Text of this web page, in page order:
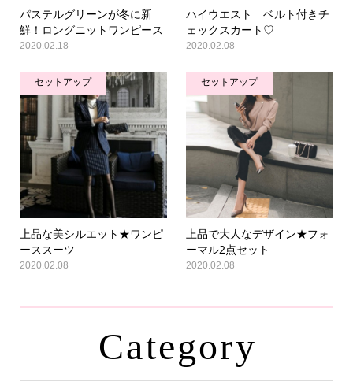
パステルグリーンが冬に新
鮮！ロングニットワンピース
2020.02.18
ハイウエスト ベルト付きチ
ェックスカート♡
2020.02.08
セットアップ
上品な美シルエット★ワンピ
ーススーツ
2020.02.08
セットアップ
上品で大人なデザイン★フォ
ーマル2点セット
2020.02.08
Category